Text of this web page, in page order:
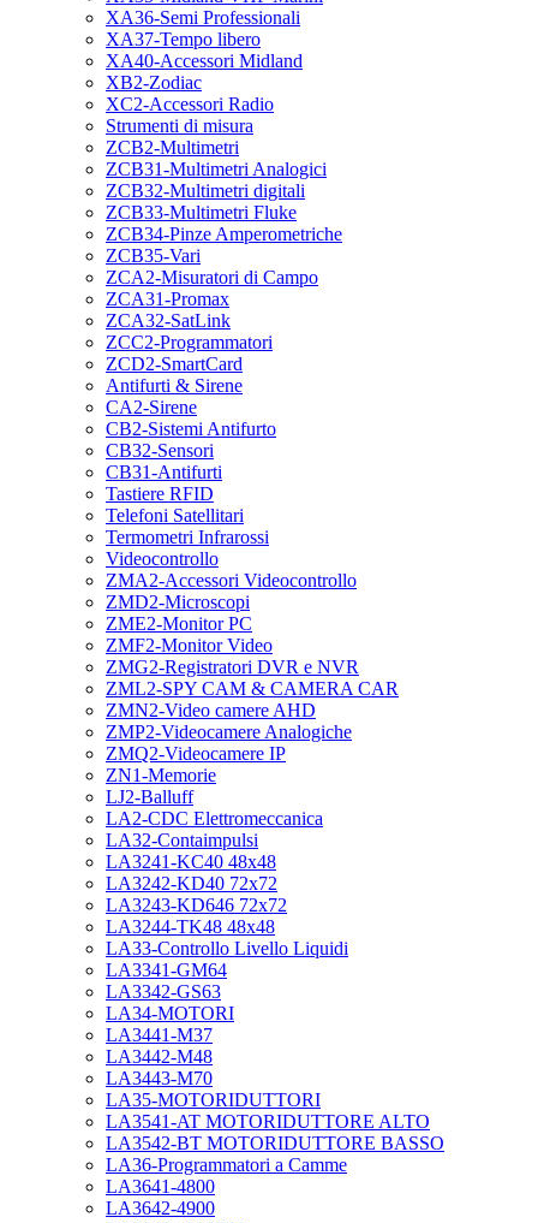
XA36-Semi Professionali
XA37-Tempo libero
XA40-Accessori Midland
XB2-Zodiac
XC2-Accessori Radio
Strumenti di misura
ZCB2-Multimetri
ZCB31-Multimetri Analogici
ZCB32-Multimetri digitali
ZCB33-Multimetri Fluke
ZCB34-Pinze Amperometriche
ZCB35-Vari
ZCA2-Misuratori di Campo
ZCA31-Promax
ZCA32-SatLink
ZCC2-Programmatori
ZCD2-SmartCard
Antifurti & Sirene
CA2-Sirene
CB2-Sistemi Antifurto
CB32-Sensori
CB31-Antifurti
Tastiere RFID
Telefoni Satellitari
Termometri Infrarossi
Videocontrollo
ZMA2-Accessori Videocontrollo
ZMD2-Microscopi
ZME2-Monitor PC
ZMF2-Monitor Video
ZMG2-Registratori DVR e NVR
ZML2-SPY CAM & CAMERA CAR
ZMN2-Video camere AHD
ZMP2-Videocamere Analogiche
ZMQ2-Videocamere IP
ZN1-Memorie
LJ2-Balluff
LA2-CDC Elettromeccanica
LA32-Contaimpulsi
LA3241-KC40 48x48
LA3242-KD40 72x72
LA3243-KD646 72x72
LA3244-TK48 48x48
LA33-Controllo Livello Liquidi
LA3341-GM64
LA3342-GS63
LA34-MOTORI
LA3441-M37
LA3442-M48
LA3443-M70
LA35-MOTORIDUTTORI
LA3541-AT MOTORIDUTTORE ALTO
LA3542-BT MOTORIDUTTORE BASSO
LA36-Programmatori a Camme
LA3641-4800
LA3642-4900